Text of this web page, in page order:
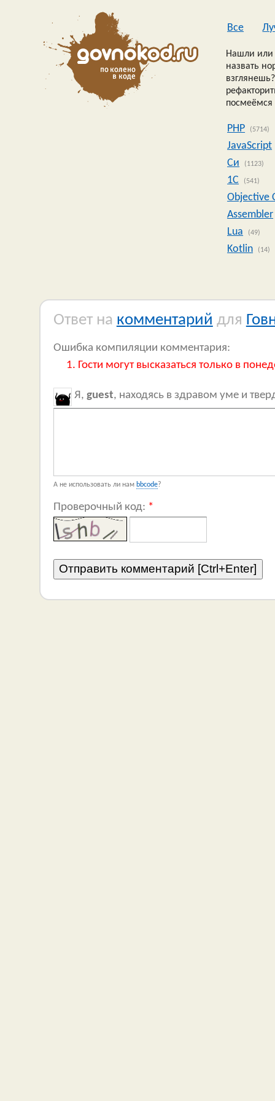
Все
Нашли или
назвать
посмеёмся
PHP (5714)
JavaScript
Си
(1123)
1C (541)
Objective
Assembler
Lua
(49)
Kotlin (14)
Ответ на комментарий для
Ошибка компиляции комментария:
Гости могут высказаться только в
Я, guest, находясь в здравом уме и
А не использовать ли нам bbcode?
Проверочный код: *